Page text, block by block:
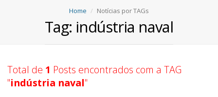
Home Notícias por TAGs
Tag: indústria naval
Total de 1 Posts encontrados com a TAG
"indústria naval"